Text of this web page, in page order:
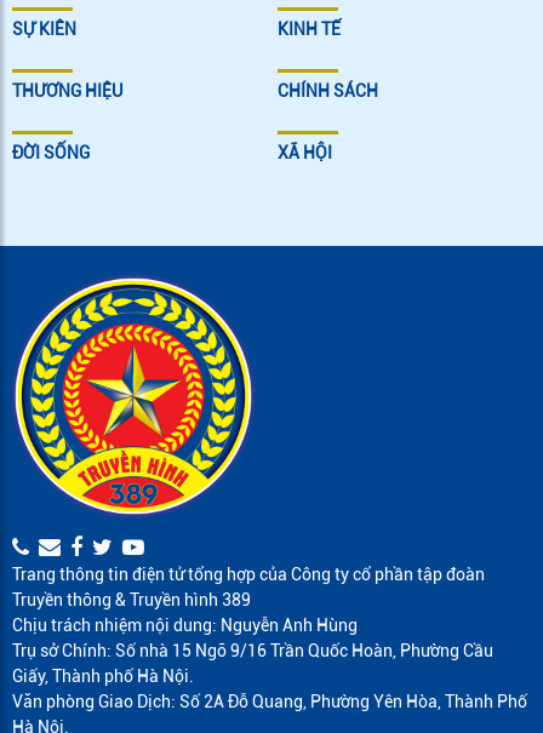
SỰ KIÊN KINH TẾ
THƯƠNG HIỆU CHÍNH SÁCH
ĐỜI SỐNG XÃ HỘI
Trang thông tin điện tử tổng hợp của Công ty cổ phần tập đoàn
Truyền thông & Truyền hình 389
Chịu trách nhiệm nội dung: Nguyễn Anh Hùng
Trụ sở Chính: Số nhà 15 Ngõ 9/16 Trần Quốc Hoàn, Phường Cầu
Giấy, Thành phố Hà Nội.
Văn phòng Giao Dịch: Số 2A Đỗ Quang, Phường Yên Hòa, Thành Phố
Hà Nội.